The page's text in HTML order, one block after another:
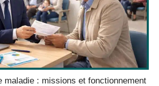
maladie : missions et fonctionnement